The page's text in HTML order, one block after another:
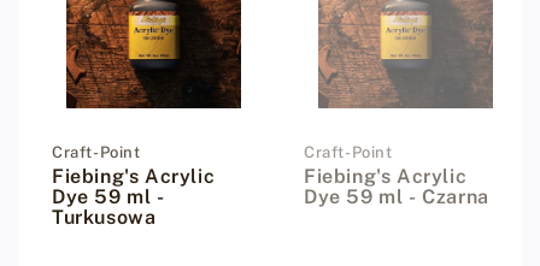
Dostawca:
Craft-Point
Fiebing's Acrylic
Dye 59 ml -
Turkusowa
Dostawca:
Craft-Point
Fiebing's Acrylic
Dye 59 ml - Czarna